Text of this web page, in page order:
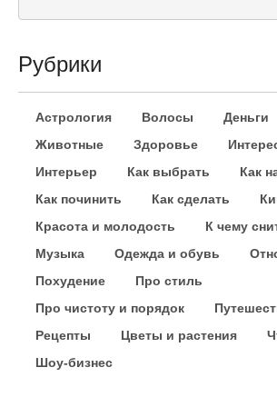
Рубрики
Астрология Волосы Деньги
Животные
Здоровье
Интерьер
Как выбрать
Как
Как починить
Как сделать
Красота и молодость
К чему
Музыка
Одежда и обувь
Похудение
Про стиль
Про чистоту и порядок
Рецепты
Цветы и растения
Шоу-бизнес